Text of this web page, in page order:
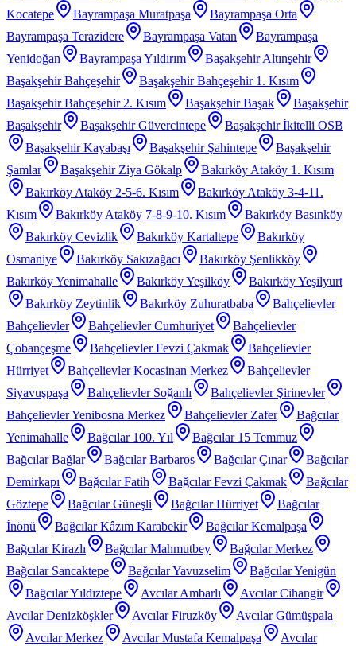
Kocatepe
Bayrampaşa Muratpaşa
Bayrampaşa Orta
Bayrampaşa Terazidere
Bayrampaşa Vatan
Bayrampaşa
Yenidoğan
Bayrampaşa Yıldırım
Başakşehir Altınşehir
Başakşehir Bahçeşehir
Başakşehir Bahçeşehir 1. Kısım
Başakşehir Bahçeşehir 2. Kısım
Başakşehir Başak
Başakşehir
Başakşehir
Başakşehir Güvercintepe
Başakşehir İkitelli OSB
Başakşehir Kayabaşı
Başakşehir Şahintepe
Başakşehir
Şamlar
Başakşehir Ziya Gökalp
Bakırköy Ataköy 1. Kısım
Bakırköy Ataköy 2-5-6. Kısım
Bakırköy Ataköy 3-4-11.
Kısım
Bakırköy Ataköy 7-8-9-10. Kısım
Bakırköy Basınköy
Bakırköy Cevizlik
Bakırköy Kartaltepe
Bakırköy
Osmaniye
Bakırköy Sakızağacı
Bakırköy Şenlikköy
Bakırköy Yenimahalle
Bakırköy Yeşilköy
Bakırköy Yeşilyurt
Bakırköy Zeytinlik
Bakırköy Zuhuratbaba
Bahçelievler
Bahçelievler
Bahçelievler Cumhuriyet
Bahçelievler
Çobançeşme
Bahçelievler Fevzi Çakmak
Bahçelievler
Hürriyet
Bahçelievler Kocasinan Merkez
Bahçelievler
Siyavuşpaşa
Bahçelievler Soğanlı
Bahçelievler Şirinevler
Bahçelievler Yenibosna Merkez
Bahçelievler Zafer
Bağcılar
Yenimahalle
Bağcılar 100. Yıl
Bağcılar 15 Temmuz
Bağcılar Bağlar
Bağcılar Barbaros Bağcılar Çınar
Bağcılar
Demirkapı
Bağcılar Fatih Bağcılar Fevzi Çakmak
Bağcılar
Göztepe
Bağcılar Güneşli Bağcılar Hürriyet
Bağcılar
İnönü
Bağcılar Kâzım Karabekir
Bağcılar Kemalpaşa
Bağcılar Kirazlı
Bağcılar Mahmutbey
Bağcılar Merkez
Bağcılar Sancaktepe
Bağcılar Yavuzselim
Bağcılar Yenigün
Bağcılar Yıldıztepe
Avcılar Ambarlı
Avcılar Cihangir
Avcılar Denizköşkler
Avcılar Firuzköy
Avcılar Gümüşpala
Avcılar Merkez
Avcılar Mustafa Kemalpaşa Avcılar